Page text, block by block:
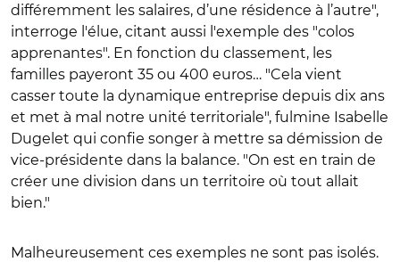
différemment les salaires, d’une résidence à l’autre",
interroge l'élue, citant aussi l'exemple des "colos
apprenantes". En fonction du classement, les
familles payeront 35 ou 400 euros… "Cela vient
casser toute la dynamique entreprise depuis dix ans
et met à mal notre unité territoriale", fulmine Isabelle
Dugelet qui confie songer à mettre sa démission de
vice-présidente dans la balance. "On est en train de
créer une division dans un territoire où tout allait
bien."
Malheureusement ces exemples ne sont pas isolés.